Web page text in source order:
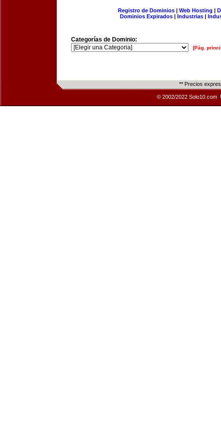
Registro de Dominios| Web Hosting |
Dominios Expirados | Industrias |
Categorías de Dominio:
[Pág.
** Precios
© 2002/2022 Solo10.com